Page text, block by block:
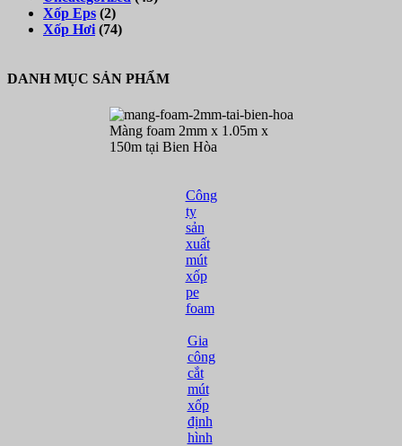
Xốp Eps (2)
Xốp Hơi (74)
DANH MỤC SẢN PHẨM
Màng foam 2mm x 1.05m x
150m tại Bien Hòa
Công
ty
sản
xuất
mút
xốp
pe
foam
Gia
công
cắt
mút
xốp
định
hình